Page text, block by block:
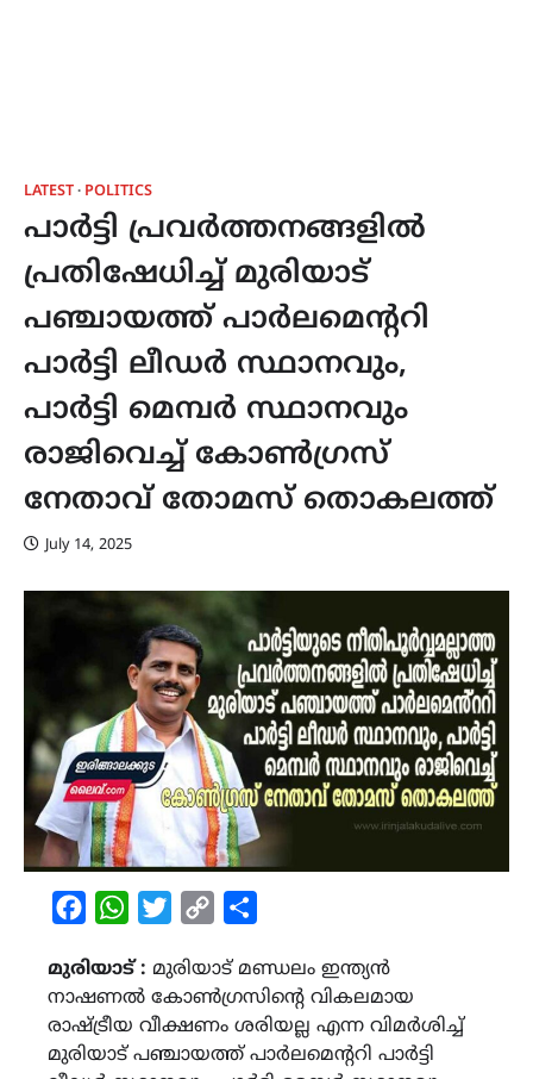
LATEST POLITICS
പാർട്ടി പ്രവർത്തനങ്ങളിൽ
പ്രതിഷേധിച്ച് മുരിയാട്
പഞ്ചായത്ത് പാർലമെൻ്ററി
പാർട്ടി ലീഡർ സ്ഥാനവും,
പാർട്ടി മെമ്പർ സ്ഥാനവും
രാജിവെച്ച് കോൺഗ്രസ്
നേതാവ് തോമസ് തൊകലത്ത്
July 14, 2025
FacebookWhatsAppTwitterCopy
മുരിയാട് : മുരിയാട് മണ്ഡലം ഇന്ത്യൻ
നാഷണൽ കോൺഗ്രസിൻ്റെ വികലമായ
രാഷ്ട്രീയ വീക്ഷണം ശരിയല്ല എന്ന വിമർശിച്ച്
മുരിയാട് പഞ്ചായത്ത് പാർലമെൻ്ററി പാർട്ടി